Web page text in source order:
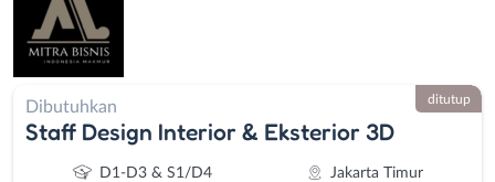
Dibutuhkan
Staff Design Interior & Eksterior 3D
D1-D3 & S1/D4 Jakarta Timur
ditutup